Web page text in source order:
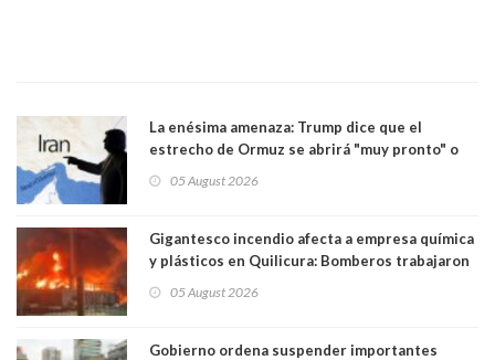
La enésima amenaza: Trump dice que el
estrecho de Ormuz se abrirá "muy pronto" o
05 August 2026
Gigantesco incendio afecta a empresa química
y plásticos en Quilicura: Bomberos trabajaron
05 August 2026
Gobierno ordena suspender importantes